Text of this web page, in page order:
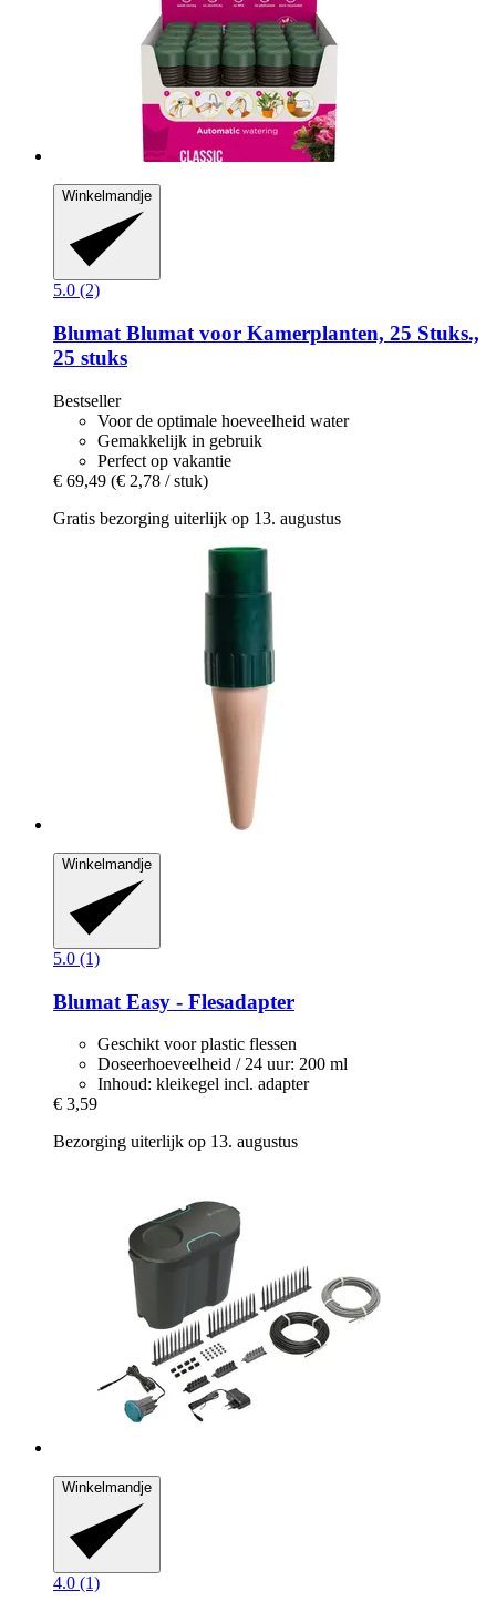
Winkelmandje
5.0 (2)
Blumat Blumat voor Kamerplanten, 25 Stuks.,
25 stuks
Bestseller
Voor de optimale hoeveelheid water
Gemakkelijk in gebruik
Perfect op vakantie
€ 69,49 (€ 2,78 / stuk)
Gratis bezorging uiterlijk op 13. augustus
Winkelmandje
5.0 (1)
Blumat Easy -​ Flesadapter
Geschikt voor plastic flessen
Doseerhoeveelheid / 24 uur: 200 ml
Inhoud: kleikegel incl. adapter
€ 3,59
Bezorging uiterlijk op 13. augustus
Winkelmandje
4.0 (1)